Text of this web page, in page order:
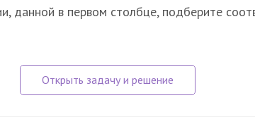
данной в первом столбце, подберите